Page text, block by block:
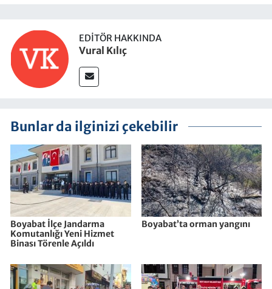
EDITÖR HAKKINDA
Vural Kılıç
Bunlar da ilginizi çekebilir
Boyabat İlçe Jandarma
Komutanlığı Yeni Hizmet
Binası Törenle Açıldı
Boyabat’ta orman yangını